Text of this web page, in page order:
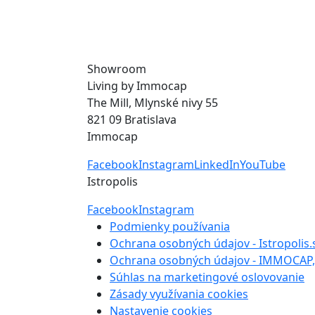
Showroom
Living by Immocap
The Mill, Mlynské nivy 55
821 09 Bratislava
Immocap
FacebookInstagramLinkedInYouTube
Istropolis
FacebookInstagram
Podmienky používania
Ochrana osobných údajov -
Ochrana osobných údajov -
Súhlas na marketingové oslovovanie
Zásady využívania cookies
Nastavenie cookies